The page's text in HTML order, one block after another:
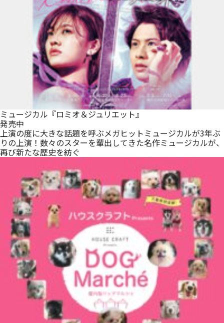
ミュージカル『ロミオ＆ジュリエット』
発売中
上演の度に大きな話題を呼ぶメガヒットミュージカルが3年ぶ
りの上演！数々のスターを輩出してきた名作ミュージカルが、
再び新たな歴史を紡ぐ